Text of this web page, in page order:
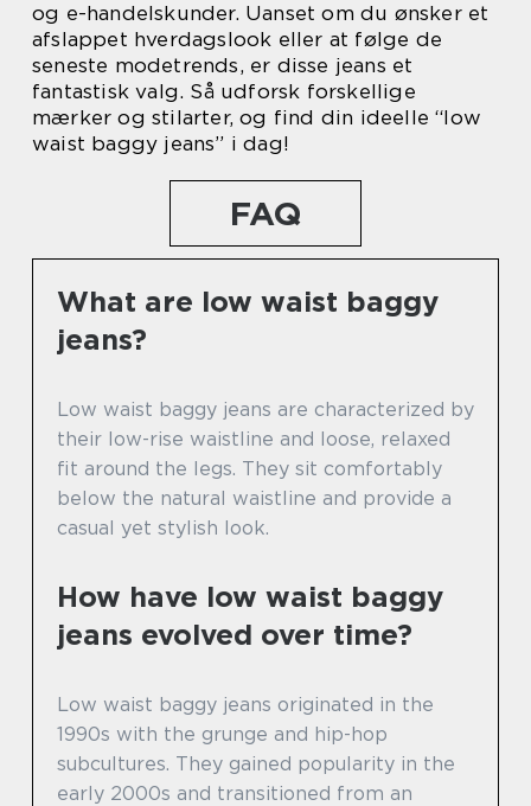
og e-handelskunder. Uanset om du ønsker et
afslappet hverdagslook eller at følge de
seneste modetrends, er disse jeans et
fantastisk valg. Så udforsk forskellige
mærker og stilarter, og find din ideelle “low
waist baggy jeans” i dag!
FAQ
What are low waist baggy
jeans?
Low waist baggy jeans are characterized by
their low-rise waistline and loose, relaxed
fit around the legs. They sit comfortably
below the natural waistline and provide a
casual yet stylish look.
How have low waist baggy
jeans evolved over time?
Low waist baggy jeans originated in the
1990s with the grunge and hip-hop
subcultures. They gained popularity in the
early 2000s and transitioned from an